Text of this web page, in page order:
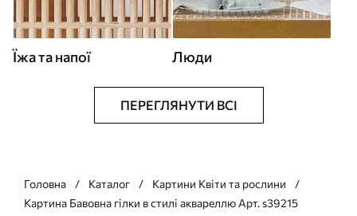
Їжа та напої Люди
ПЕРЕГЛЯНУТИ ВСІ
Головна Каталог
Картини Квіти та рослини
Картина Бавовна гілки в стилі аквареллю Арт. s39215